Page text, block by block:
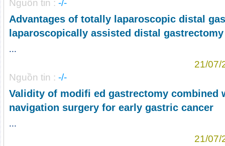
Nguồn tin : -/-
Advantages of totally laparoscopic distal
laparoscopically assisted distal
...
21/07/
Nguồn tin : -/-
Validity of modifi ed gastrectomy combined
navigation surgery for early gastric cancer
...
21/07/